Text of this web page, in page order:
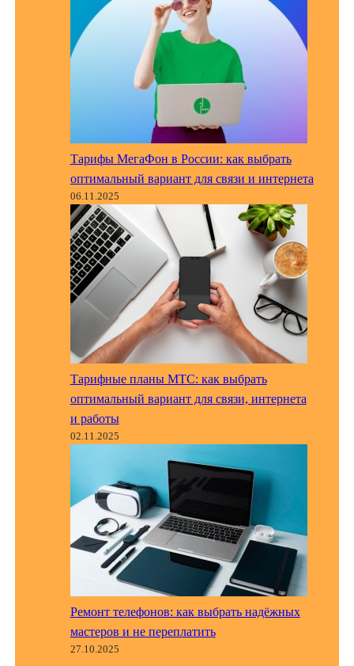
Тарифы МегаФон в России: как выбрать
оптимальный вариант для связи и интернета
06.11.2025
Тарифные планы МТС: как выбрать
оптимальный вариант для связи, интернета
и работы
02.11.2025
Ремонт телефонов: как выбрать надёжных
мастеров и не переплатить
27.10.2025